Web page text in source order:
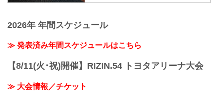
RIZIN.42 大会概要
2023年5月6日（土）12:30開場（予定） /
※開場・開始時間は予定です。決定次第
RIZIN FFオフィシャルサイトにてご案内
2026年 年間スケジュール
≫ 発表済み年間スケジュールはこちら
【8/11(火･祝)開催】RIZIN.54 トヨタアリーナ大会
≫ 大会情報／チケット